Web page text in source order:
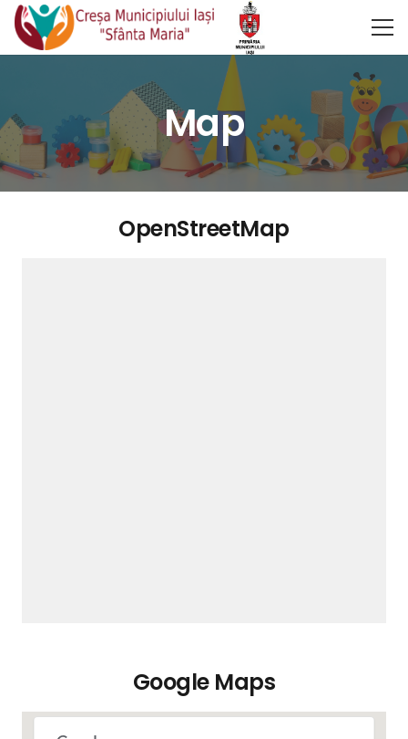
Map
OpenStreetMap
Google Maps